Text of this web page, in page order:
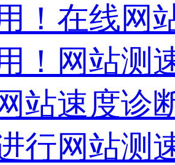
！在线网
！网站测
站速度诊
行网站测